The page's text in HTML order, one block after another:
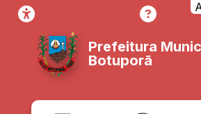
transparencia/
Prefeitura
Botuporã